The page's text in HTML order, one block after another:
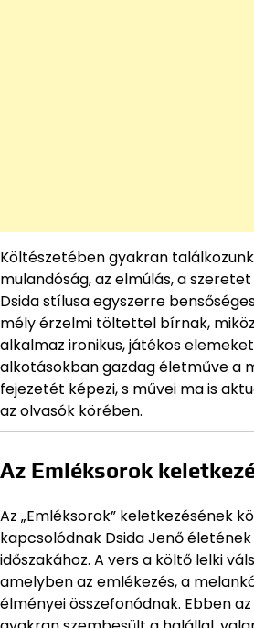
Költészetében gyakran
mulandóság, az elmúlás, a
Dsida stílusa egyszerre
mély érzelmi töltettel bírnak,
alkalmaz ironikus, játékos elemeket
alkotásokban gazdag életműve a
fejezetét képezi, s művei ma is
az olvasók körében.
Az Emléksorok
Az „Emléksorok” keletkezésének
kapcsolódnak Dsida Jenő
időszakához. A vers a költő lelki
amelyben az emlékezés, a
élményei összefonódnak. Ebben